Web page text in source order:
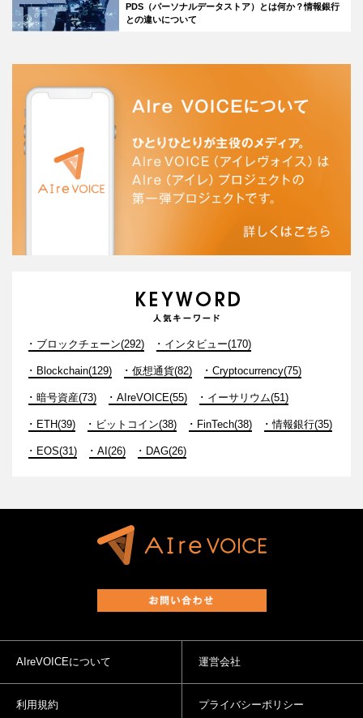
PDS（パーソナルデータストア）とは何か？情報銀行
との違いについて
ブロックチェーン(292) インタビュー(170)
Blockchain(129) 仮想通貨(82) Cryptocurrency(75)
暗号資産(73) AIreVOICE(55) イーサリウム(51)
ETH(39) ビットコイン(38) FinTech(38) 情報銀行(35)
EOS(31) AI(26) DAG(26)
AIreVOICEについて 運営会社
利用規約 プライバシーポリシー